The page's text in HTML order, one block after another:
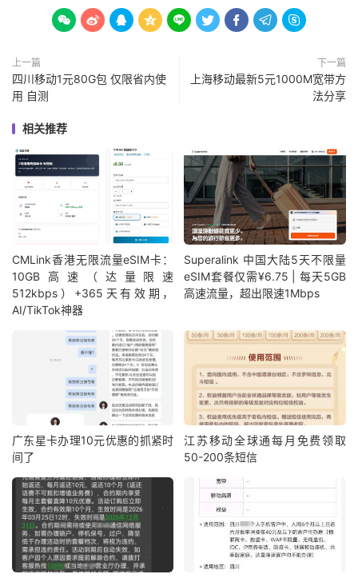
        
上一篇
四川移动1元80G包 仅限省内使
用 自测
下一篇
上海移动最新5元1000M宽带方
法分享
相关推荐
CMLink香港无限流量eSIM卡：
10GB高速（达量限速
512kbps）+365天有效期，
AI/TikTok神器
Superalink 中国大陆5天不限量
eSIM套餐仅需¥6.75 | 每天5GB
高速流量，超出限速1Mbps
广东星卡办理10元优惠的抓紧时
间了
江苏移动全球通每月免费领取
50-200条短信